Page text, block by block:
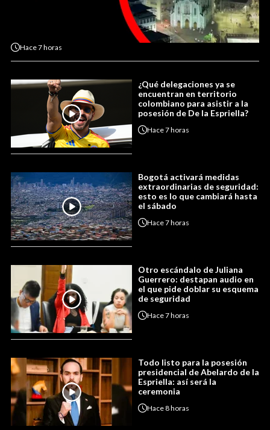
Hace7 horas
¿Qué delegaciones ya se
encuentran en territorio
colombiano para asistir a la
posesión de De la Espriella?
Hace7 horas
Bogotá activará medidas
extraordinarias de seguridad:
esto es lo que cambiará hasta
el sábado
Hace7 horas
Otro escándalo de Juliana
Guerrero: destapan audio en
el que pide doblar su esquema
de seguridad
Hace7 horas
Todo listo para la posesión
presidencial de Abelardo de la
Espriella: así será la
ceremonia
Hace8 horas